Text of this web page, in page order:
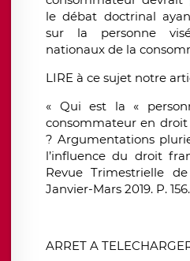
le débat doctrinal
sur la personne
nationaux de la
LIRE à ce sujet notre
« Qui est la «
consommateur en
? Argumentations
l’influence du droit
Revue Trimestrielle
Janvier-Mars 2019. P. 156.
ARRET A